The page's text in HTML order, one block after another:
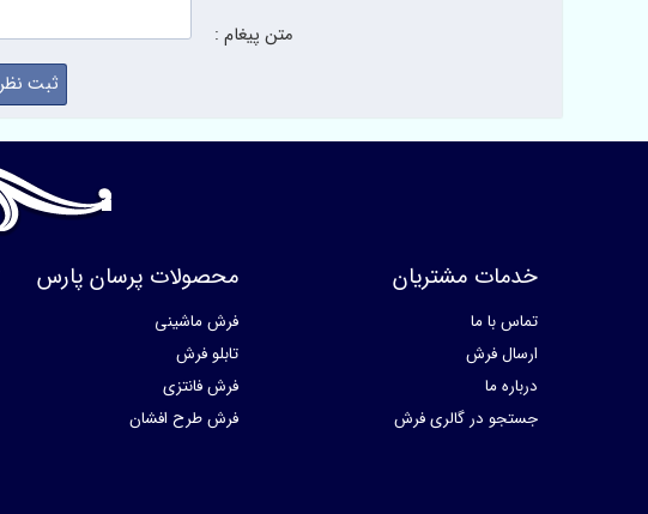
متن پیغام :
خدمات مشتریان
تماس با ما
ارسال فرش
درباره ما
جستجو در گالری فرش
محصولات پرسان پارس
فرش ماشینی
تابلو فرش
فرش فانتزی
فرش طرح افشان